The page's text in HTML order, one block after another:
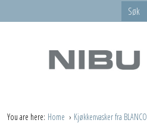
You are here: Home Kjøkkenvasker fra BLANCO